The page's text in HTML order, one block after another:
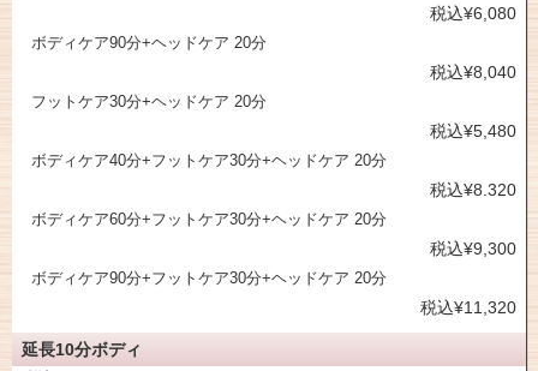
税込¥6,080
ボディケア90分+ヘッドケア 20分
税込¥8,040
フットケア30分+ヘッドケア 20分
税込¥5,480
ボディケア40分+フットケア30分+ヘッドケア 20分
税込¥8.320
ボディケア60分+フットケア30分+ヘッドケア 20分
税込¥9,300
ボディケア90分+フットケア30分+ヘッドケア 20分
税込¥11,320
延長10分ボディ